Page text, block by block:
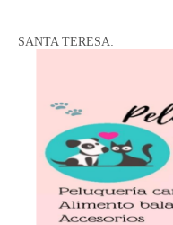
SANTA TERESA: